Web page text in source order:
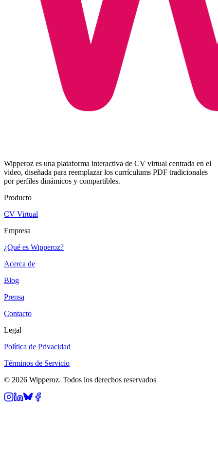
Wipperoz es una plataforma interactiva de CV virtual centrada en el
video, diseñada para reemplazar los currículums PDF tradicionales
por perfiles dinámicos y compartibles.
Producto
CV Virtual
Empresa
¿Qué es Wipperoz?
Acerca de
Blog
Prensa
Contacto
Legal
Política de Privacidad
Términos de Servicio
© 2026 Wipperoz. Todos los derechos reservados